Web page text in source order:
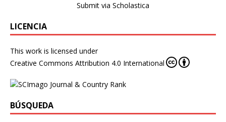
Submit via Scholastica
LICENCIA
This work is licensed under
Creative Commons Attribution 4.0 International
BÚSQUEDA